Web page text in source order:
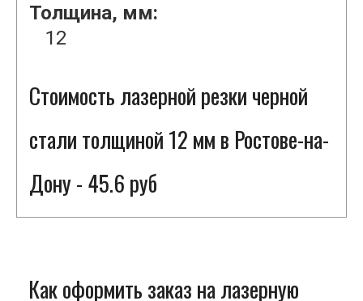
Толщина, мм:
12
Стоимость лазерной резки черной
стали толщиной 12 мм в Ростове-на-
Дону - 45.6 руб
Как оформить заказ на лазерную